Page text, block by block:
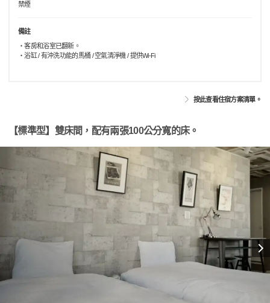
禁煙
備註
・客房和浴室已翻新。
・浴缸 / 有沖洗功能的馬桶 / 空氣清淨機 / 提供Wi-Fi
按此查看住宿方案清單。
【標準型】雙床間，配有兩張100公分寬的床。